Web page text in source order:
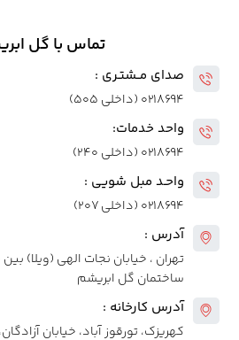
تماس با گل
صدای مــشتـری :
۰۲۱۸۶۹۴ (داخلی ۵۰۵)
واحد خدمات:
۰۲۱۸۶۹۴ (داخلی ۲۴۰)
واحـد مبل شویی :
۰۲۱۸۶۹۴ (داخلی ۲۰۷)
آدرس :
تهران ، خیابان نجات الهی (ویلا)
ساختمان گل ابریشم
آدرس کارخانه :
کهریزک، تورقوز آباد، خیابان